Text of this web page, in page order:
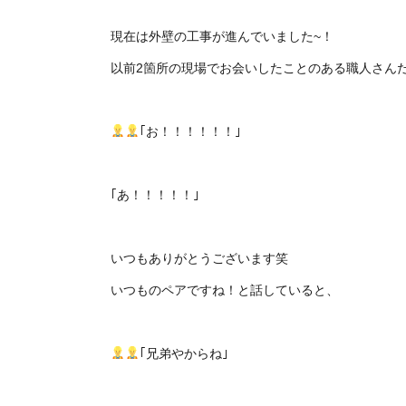
現在は外壁の工事が進んでいました~！
以前2箇所の現場でお会いしたことのある職人さん
｢お！！！！！！｣
｢あ！！！！！｣
いつもありがとうございます笑
いつものペアですね！と話していると、
｢兄弟やからね｣